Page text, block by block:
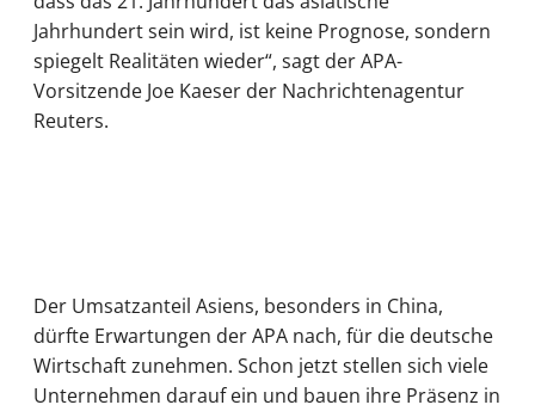
Jahrhundert sein wird, ist keine Prognose, sondern
spiegelt Realitäten wieder“, sagt der APA-
Vorsitzende Joe Kaeser der Nachrichtenagentur
Reuters.
Der Umsatzanteil Asiens, besonders in China,
dürfte Erwartungen der APA nach, für die deutsche
Wirtschaft zunehmen. Schon jetzt stellen sich viele
Unternehmen darauf ein und bauen ihre Präsenz in